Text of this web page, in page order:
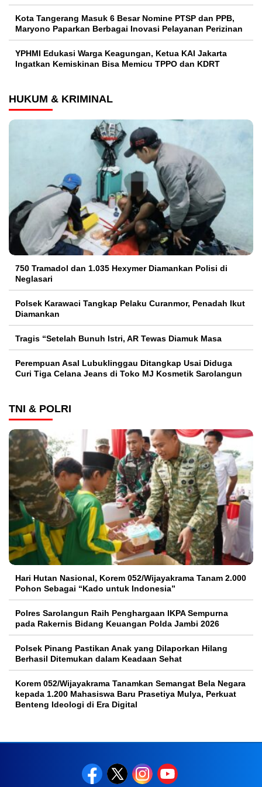
Kota Tangerang Masuk 6 Besar Nomine PTSP dan PPB,
Maryono Paparkan Berbagai Inovasi Pelayanan Perizinan
YPHMI Edukasi Warga Keagungan, Ketua KAI Jakarta
Ingatkan Kemiskinan Bisa Memicu TPPO dan KDRT
HUKUM & KRIMINAL
750 Tramadol dan 1.035 Hexymer Diamankan Polisi di
Neglasari
Polsek Karawaci Tangkap Pelaku Curanmor, Penadah Ikut
Diamankan
Tragis “Setelah Bunuh Istri, AR Tewas Diamuk Masa
Perempuan Asal Lubuklinggau Ditangkap Usai Diduga
Curi Tiga Celana Jeans di Toko MJ Kosmetik Sarolangun
TNI & POLRI
Hari Hutan Nasional, Korem 052/Wijayakrama Tanam 2.000
Pohon Sebagai “Kado untuk Indonesia”
Polres Sarolangun Raih Penghargaan IKPA Sempurna
pada Rakernis Bidang Keuangan Polda Jambi 2026
Polsek Pinang Pastikan Anak yang Dilaporkan Hilang
Berhasil Ditemukan dalam Keadaan Sehat
Korem 052/Wijayakrama Tanamkan Semangat Bela Negara
kepada 1.200 Mahasiswa Baru Prasetiya Mulya, Perkuat
Benteng Ideologi di Era Digital